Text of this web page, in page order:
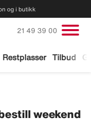
og i butikk
Restplasser Tilbud
Ring oss på
21 49 39 00
weekend